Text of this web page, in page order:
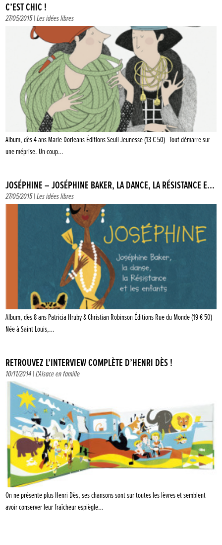
C’EST CHIC !
27/05/2015 |Les idées libres
Album, dès 4 ans Marie Dorleans Éditions Seuil Jeunesse (13 € 50) Tout démarre sur
une méprise. Un coup…
JOSÉPHINE – JOSÉPHINE BAKER, LA DANCE, LA RÉSISTANCE E...
27/05/2015 |Les idées libres
Album, dès 8 ans Patricia Hruby & Christian Robinson Éditions Rue du Monde (19 € 50)
Née à Saint Louis,…
RETROUVEZ L’INTERVIEW COMPLÈTE D’HENRI DÈS !
10/11/2014 |L'Alsace en famille
On ne présente plus Henri Dès, ses chansons sont sur toutes les lèvres et semblent
avoir conserver leur fraîcheur espiègle…